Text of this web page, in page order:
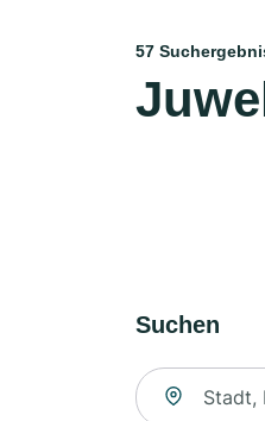
57
Suchen
Suche nach Ort